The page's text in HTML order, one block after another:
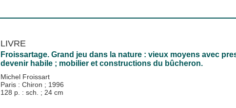
LIVRE
Froissartage. Grand jeu dans la nature : vieux moyens avec
devenir habile ; mobilier et constructions du bûcheron.
Michel Froissart
Paris : Chiron ; 1996
128 p. : sch. ; 24 cm